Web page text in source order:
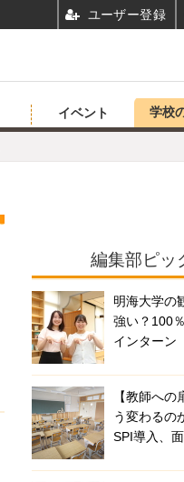
イベント 学校
編集部ピッ
明海大学の
強い？100
インターン
【教師へ
う変わるの
SPI導入、
ユーザー登録